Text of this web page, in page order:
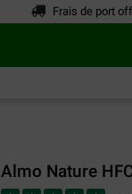
Frais de port
Almo Nature